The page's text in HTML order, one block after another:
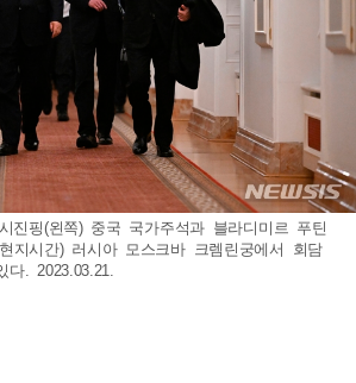
진핑(왼쪽) 중국 국가주석과 블라디미르 푸틴
지시간) 러시아 모스크바 크렘린궁에서 회담
. 2023.03.21.